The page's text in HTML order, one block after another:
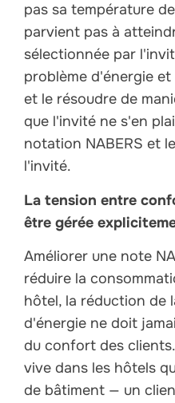
pas sa température
parvient pas à
sélectionnée par
problème d'énergie
et le résoudre de
que l'invité ne s'en
notation NABERS et
l'invité.
La tension entre
être gérée
Améliorer une note
réduire la
hôtel, la réduction de
d'énergie ne doit
du confort des
vive dans les hôtels
de bâtiment — un